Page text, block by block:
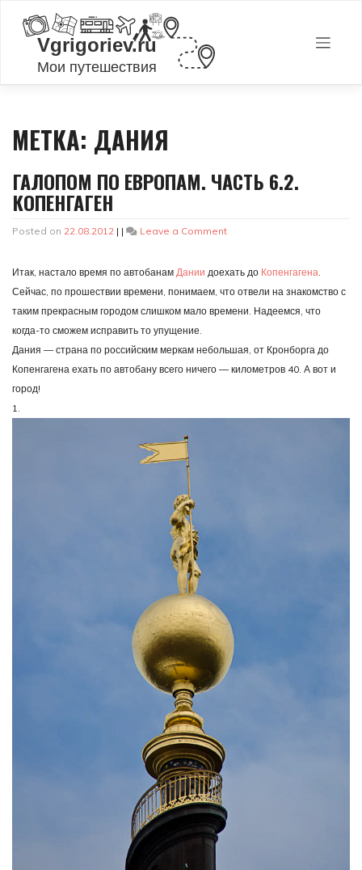
content
МЕТКА: ДАНИЯ
ГАЛОПОМ ПО ЕВРОПАМ. ЧАСТЬ 6.2.
КОПЕНГАГЕН
Posted on 22.08.2012 | | Leave a Commenton
Европам.
Часть
Копенгаген
Итак, настало время по автобанам Дании доехать до Копенгагена.
Сейчас, по прошествии времени, понимаем, что отвели на знакомство с
таким прекрасным городом слишком мало времени. Надеемся, что
когда-то сможем исправить то упущение.
Дания — страна по российским меркам небольшая, от Кронборга до
Копенгагена ехать по автобану всего ничего — километров 40. А вот и
город!
1.